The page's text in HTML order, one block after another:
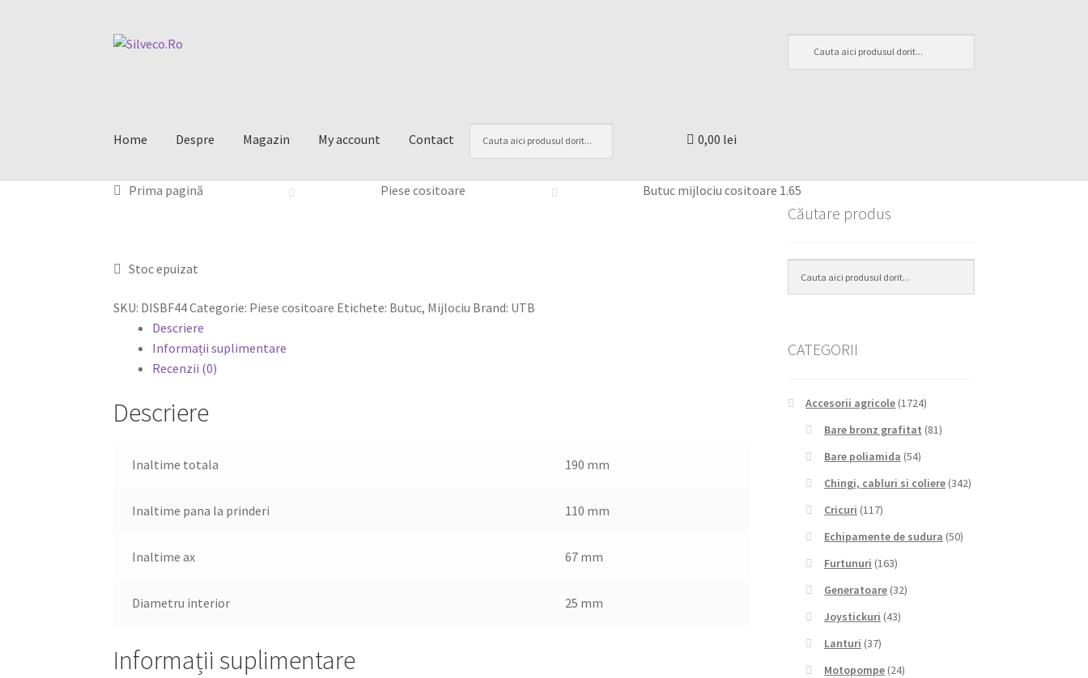
Home Despre Magazin My account Contact 0,00 lei
Prima pagină Piese cositoare Butuc mijlociu cositoare 1.65
Stoc epuizat
SKU: DISBF44Categorie: Piese cositoare Etichete: Butuc, Mijlociu Brand: UTB
Descriere
Informații suplimentare
Recenzii (0)
Descriere
Inaltime totala 190 mm
Inaltime pana la prinderi 110 mm
Inaltime ax 67 mm
Diametru interior 25 mm
Informații suplimentare
Căutare produs
CATEGORII
Accesorii agricole (1724)
Bare bronz grafitat (81)
Bare poliamida (54)
Chingi, cabluri si coliere (342)
Cricuri (117)
Echipamente de sudura (50)
Furtunuri (163)
Generatoare (32)
Joystickuri (43)
Lanturi (37)
Motopompe (24)